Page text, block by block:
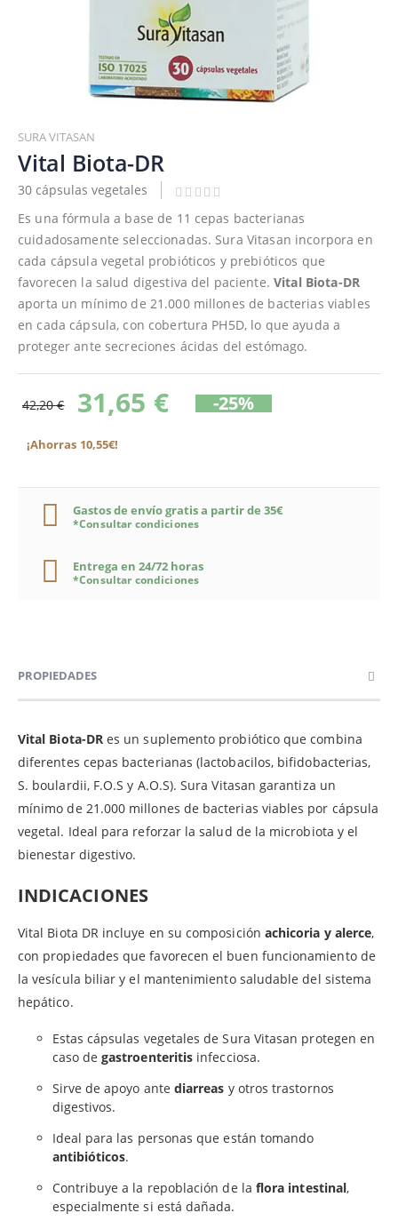
al
comienzo
de
la
galería
imágenes
SURA VITASAN
Vital Biota-DR
30 cápsulas vegetales
Es una fórmula a base de 11 cepas bacterianas
cuidadosamente seleccionadas. Sura Vitasan incorpora en
cada cápsula vegetal probióticos y prebióticos que
favorecen la salud digestiva del paciente.Vital Biota-DR
aporta un mínimo de 21.000 millones de bacterias viables
en cada cápsula, con cobertura PH5D, lo que ayuda a
proteger ante secreciones ácidas del estómago.
42,20 € 31,65 € -25%
¡Ahorras 10,55€!
Gastos de envío gratis a partir de 35€
*Consultar condiciones
Entrega en 24/72 horas
*Consultar condiciones
PROPIEDADES
Vital Biota-DRes un suplemento probiótico que combina
diferentes cepas bacterianas (lactobacilos, bifidobacterias,
S. boulardii, F.O.S y A.O.S). Sura Vitasan garantiza un
mínimo de 21.000 millones de bacterias viables por cápsula
vegetal. Ideal para reforzar la salud de la microbiota y el
bienestar digestivo.
INDICACIONES
Vital Biota DR incluye en su composición achicoria y alerce,
con propiedades que favorecen el buen funcionamiento de
la vesícula biliar y el mantenimiento saludable del sistema
hepático.
Estas cápsulas vegetales de Sura Vitasan protegen en
caso degastroenteritis infecciosa.
Sirve de apoyo ante diarreas y otros trastornos
digestivos.
Ideal para las personas que están tomando
antibióticos.
Contribuye a la repoblación de la flora intestinal,
especialmente si está dañada.